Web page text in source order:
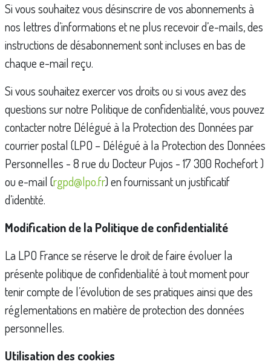
Si vous souhaitez vous désinscrire de vos abonnements à
nos lettres d’informations et ne plus recevoir d’e-mails, des
instructions de désabonnement sont incluses en bas de
chaque e-mail reçu.
Si vous souhaitez exercer vos droits ou si vous avez des
questions sur notre Politique de confidentialité, vous pouvez
contacter notre Délégué à la Protection des Données par
courrier postal (LPO – Délégué à la Protection des Données
Personnelles - 8 rue du Docteur Pujos - 17 300 Rochefort )
ou e-mail (rgpd@lpo.fr) en fournissant un justificatif
d’identité.
Modification de la Politique de confidentialité
La LPO France se réserve le droit de faire évoluer la
présente politique de confidentialité à tout moment pour
tenir compte de l’évolution de ses pratiques ainsi que des
réglementations en matière de protection des données
personnelles.
Utilisation des cookies